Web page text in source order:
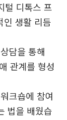
털 디톡스 프
인 생활 리듬
담을 통해
관계를 형성
크숍에 참여
법을 배웠습